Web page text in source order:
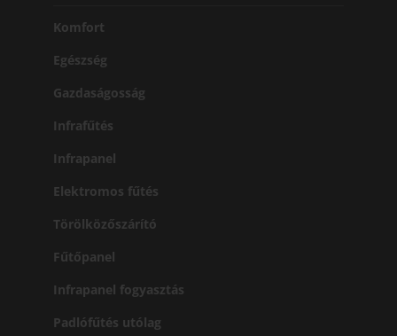
Komfort
Egészség
Gazdaságosság
Infrafűtés
Infrapanel
Elektromos fűtés
Törölközőszárító
Fűtőpanel
Infrapanel fogyasztás
Padlófűtés utólag